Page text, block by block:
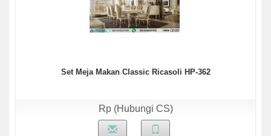
Set Meja Makan Classic Ricasoli HP-362
Rp (Hubungi CS)